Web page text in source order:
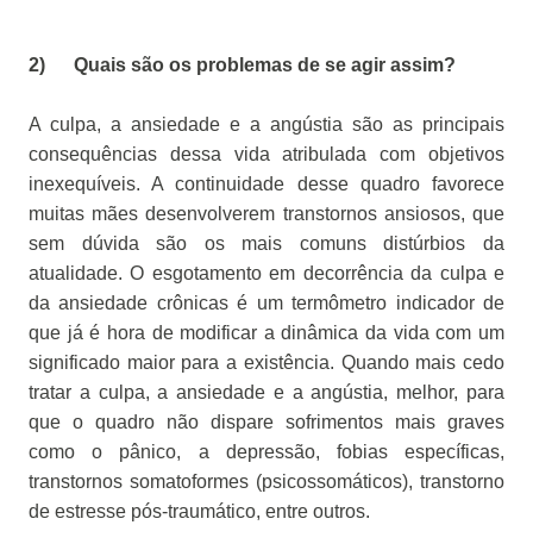
2) Quais são os problemas de se agir assim?
A culpa, a ansiedade e a angústia são as principais
consequências dessa vida atribulada com objetivos
inexequíveis. A continuidade desse quadro favorece
muitas mães desenvolverem transtornos ansiosos, que
sem dúvida são os mais comuns distúrbios da
atualidade. O esgotamento em decorrência da culpa e
da ansiedade crônicas é um termômetro indicador de
que já é hora de modificar a dinâmica da vida com um
significado maior para a existência. Quando mais cedo
tratar a culpa, a ansiedade e a angústia, melhor, para
que o quadro não dispare sofrimentos mais graves
como o pânico, a depressão, fobias específicas,
transtornos somatoformes (psicossomáticos), transtorno
de estresse pós-traumático, entre outros.